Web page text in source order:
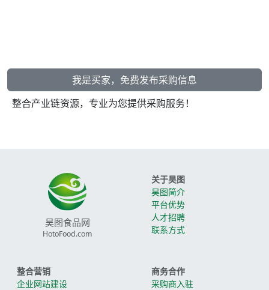
我是买家，免费发布采购信息
整合产业链资源，专业为您提供采购服务！
昊图食品网
HotoFood.com
关于昊图
昊图简介
平台优势
人才招聘
联系方式
整合营销
企业网站建设
商务合作
采购商入驻